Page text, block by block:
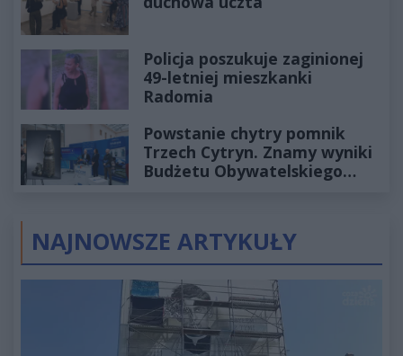
Policja poszukuje zaginionej
49-letniej mieszkanki
Radomia
Powstanie chytry pomnik
Trzech Cytryn. Znamy wyniki
Budżetu Obywatelskiego
NAJNOWSZE ARTYKUŁY